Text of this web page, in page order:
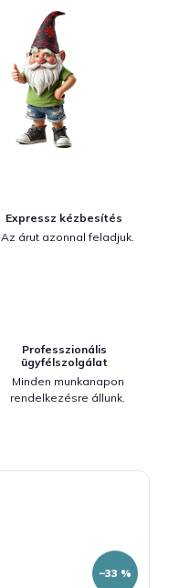
Expressz kézbesítés
Az árut azonnal feladjuk.
Professzionális
ügyfélszolgálat
Minden munkanapon
rendelkezésre állunk.
–33 %